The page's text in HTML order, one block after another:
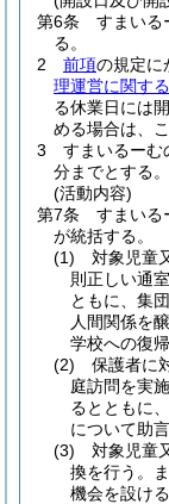
第6条
すまいる
る。
2
前項の規定に
理運営に関す
る休業日には
める場合は、
3
すまいるーむ
分までとする。
(活動内容)
第7条
すまいる
が統括する。
(1)
対象児童
則正しい通
ともに、集
人間関係を
学校への復
(2)
保護者に
庭訪問を実
るとともに
について助
(3)
対象児童
換を行う。
機会を設け